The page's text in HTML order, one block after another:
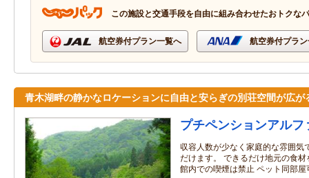
この施設と交通手段を自由に組み合わせたおトクな
航空券付プラン一覧へ 航空券付プラ
青木湖畔の静かなロケーションに自由と安らぎの別荘空間が広が
プチペンションアルフ
収容人数が少なく家庭的な雰囲気
だけます。 できるだけ地元の食
館内での喫煙は禁止 ペット同部